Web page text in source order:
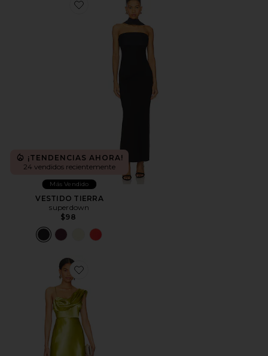
Favorite VESTIDO TIERRA
¡TENDENCIAS AHORA!
24 vendidos recientemente
Más Vendido
VESTIDO TIERRA
superdown
$98
Favorite VESTIDO LARGO ANTONIA